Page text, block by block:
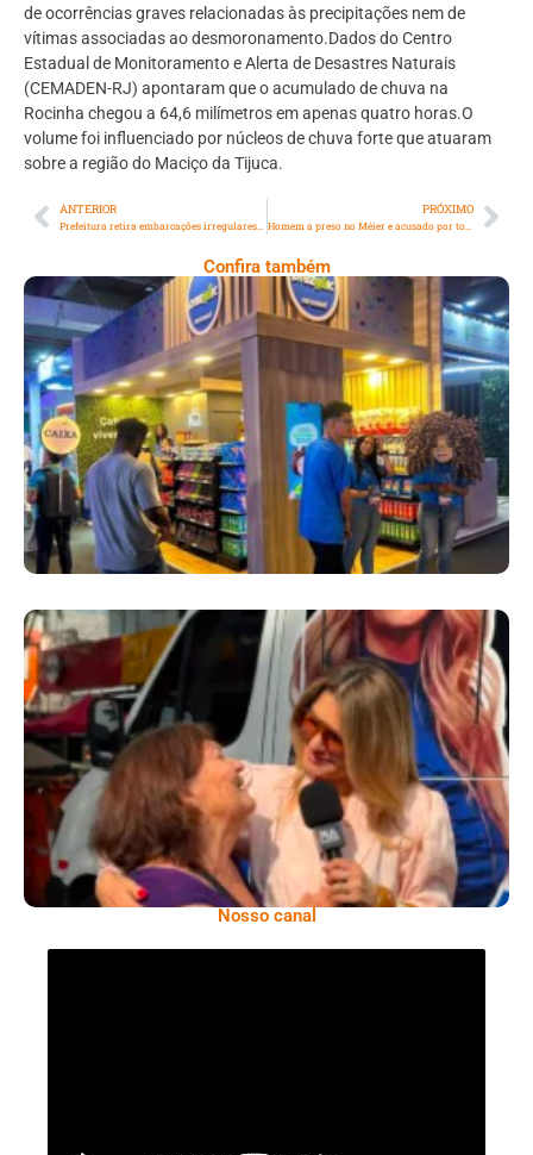
de ocorrências graves relacionadas às precipitações nem de
vítimas associadas ao desmoronamento.Dados do Centro
Estadual de Monitoramento e Alerta de Desastres Naturais
(CEMADEN-RJ) apontaram que o acumulado de chuva na
Rocinha chegou a 64,6 milímetros em apenas quatro horas.O
volume foi influenciado por núcleos de chuva forte que atuaram
sobre a região do Maciço da Tijuca.
ANTERIOR PRÓXIMO
Homem a preso no Méier e acusado por tortura de enteado de 4 anos
Confira também
Cencosud Promove Inovação No Brasil
Com A Participação Do Prezunic No Rio
Innovation Week 2026
​Segurança Pública Lidera Queixas De
Moradores Do Rio Em Escuta Promovida Por
Antônia Fontenelle
Nosso canal